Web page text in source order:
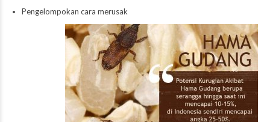
Pengelompokan cara merusak